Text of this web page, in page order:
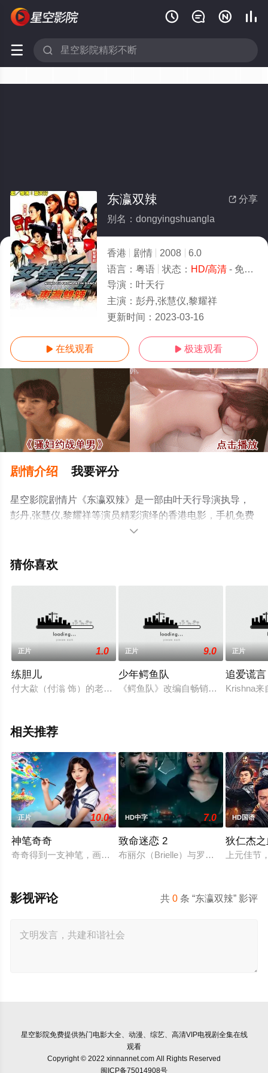
   
 
 分享
东瀛双辣
别名：dongyingshuangla
香港 剧情 2008
6.0
语言： 粤语 状态： HD/高清- 免费在线观看
导演： 叶天行
主演： 彭丹,张慧仪,黎耀祥
更新时间： 2023-03-16
 在线观看  极速观看
剧情介绍 我要评分
星空影院剧情片《东瀛双辣》是一部由叶天行导演执导，
彭丹,张慧仪,黎耀祥等演员精彩演绎的香港电影，手机免费
观看高清无删减完整版电影大全就上星空影视，更多相关

猜你喜欢
正片 1.0
练胆儿
付大歘（付滃 饰）的老婆小楠（周戈楠 饰）性格强势，大歘本
正片 9.0
少年鳄鱼队
《鳄鱼队》改编自畅销的青少年经
正片
追爱谎言
Krishna
相关推荐
正片 10.0
神笔奇奇
奇奇得到一支神笔，画出的东西能成真，但当着人面无效且用
HD中字 7.0
致命迷恋 2
布丽尔（Brielle）与罗伯特（Robert
HD国语
狄仁杰
上元佳节
共0 条 “东瀛双辣” 影评
影视评论
星空影院免费提供热门电影大全、动漫、综艺、高清VIP电视剧全集在线
观看
Copyright © 2022 xinnannet.com All Rights Reserved
闽ICP备75014908号